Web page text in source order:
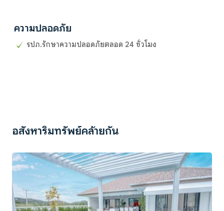
ความปลอดภัย
รปภ.รักษาความปลอดภัยตลอด 24 ชั่วโมง
อสังหาริมทรัพย์คล้ายกัน